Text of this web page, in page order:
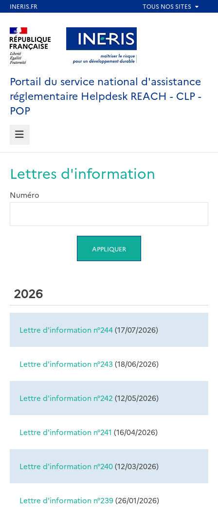
contenu
principal
Aller au contenu Aller au menu
Aller au pied de page
Portail du service national d'assistance
réglementaire Helpdesk REACH - CLP -
POP
MENU
Lettres d'information
Numéro
2026
Lettre d'information n°244(17/07/2026)
Lettre d'information n°243 (18/06/2026)
Lettre d'information n°242 (12/05/2026)
Lettre d'information n°241 (16/04/2026)
Lettre d'information n°240(12/03/2026)
Lettre d'information n°239(26/01/2026)